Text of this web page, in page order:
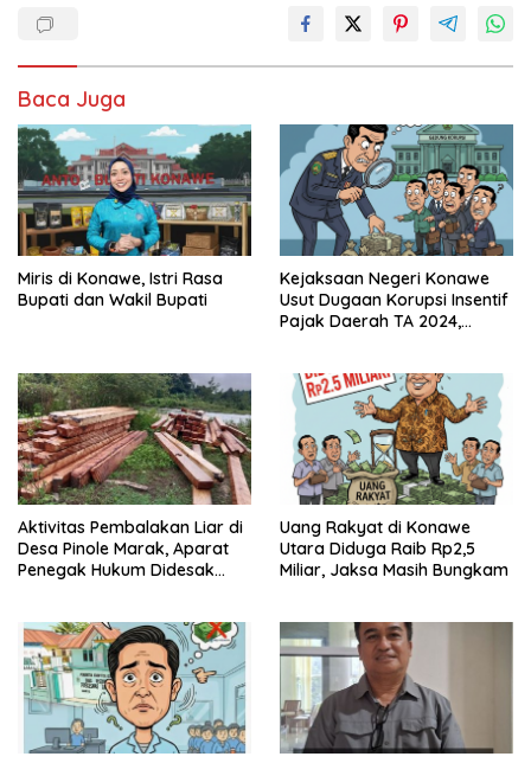
Baca Juga
Miris di Konawe, Istri Rasa
Bupati dan Wakil Bupati
Kejaksaan Negeri Konawe
Usut Dugaan Korupsi Insentif
Pajak Daerah TA 2024,
Aktivitas Pembalakan Liar di
Desa Pinole Marak, Aparat
Penegak Hukum Didesak
Uang Rakyat di Konawe
Utara Diduga Raib Rp2,5
Miliar, Jaksa Masih Bungkam